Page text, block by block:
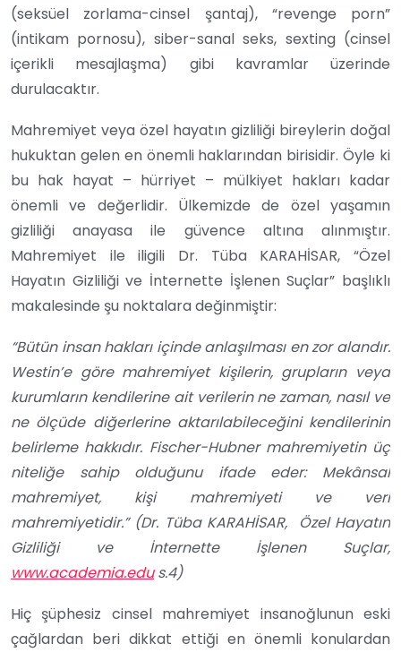
(seksüel zorlama-cinsel şantaj), “revenge porn”
(intikam pornosu), siber-sanal seks, sexting (cinsel
içerikli mesajlaşma) gibi kavramlar üzerinde
durulacaktır.
Mahremiyet veya özel hayatın gizliliği bireylerin doğal
hukuktan gelen en önemli haklarından birisidir. Öyle ki
bu hak hayat – hürriyet – mülkiyet hakları kadar
önemli ve değerlidir. Ülkemizde de özel yaşamın
gizliliği anayasa ile güvence altına alınmıştır.
Mahremiyet ile iligili Dr. Tüba KARAHİSAR, “Özel
Hayatın Gizliliği ve İnternette İşlenen Suçlar” başlıklı
makalesinde şu noktalara değinmiştir:
“Bütün insan hakları içinde anlaşılması en zor alandır.
Westin’e göre mahremiyet kişilerin, grupların veya
kurumların kendilerine ait verilerin ne zaman, nasıl ve
ne ölçüde diğerlerine aktarılabileceğini kendilerinin
belirleme hakkıdır. Fischer-Hubner mahremiyetin üç
niteliğe sahip olduğunu ifade eder: Mekânsal
mahremiyet, kişi mahremiyeti ve veri
mahremiyetidir.” (Dr. Tüba KARAHİSAR, Özel Hayatın
Gizliliği ve İnternette İşlenen Suçlar,
www.academia.edus.4)
Hiç şüphesiz cinsel mahremiyet insanoğlunun eski
çağlardan beri dikkat ettiği en önemli konulardan